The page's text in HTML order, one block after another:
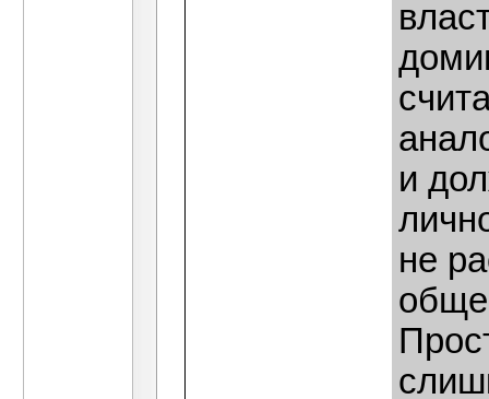
и
не